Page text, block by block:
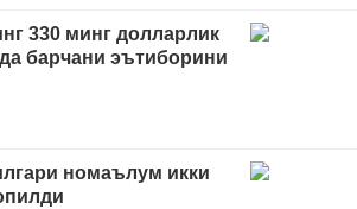
330 минг долларлик
барчани эътиборини
номаълум икки